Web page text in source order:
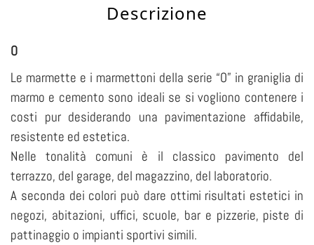
Descrizione
O
Le marmette e i marmettoni della serie “O” in graniglia di
marmo e cemento sono ideali se si vogliono contenere i
costi pur desiderando una pavimentazione affidabile,
resistente ed estetica.
Nelle tonalità comuni è il classico pavimento del
terrazzo, del garage, del magazzino, del laboratorio.
A seconda dei colori può dare ottimi risultati estetici in
negozi, abitazioni, uffici, scuole, bar e pizzerie, piste di
pattinaggio o impianti sportivi simili.